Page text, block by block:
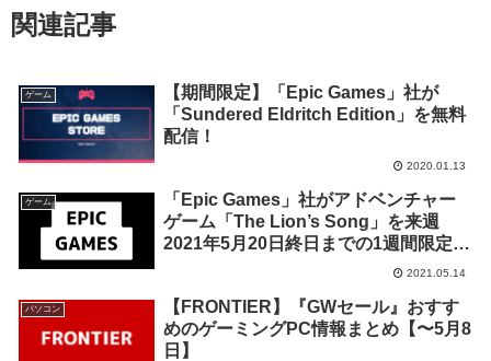
関連記事
ゲーム
【期間限定】「Epic Games」社が
「Sundered Eldritch Edition」を無料
配信！
2020.01.13
ゲーム
「Epic Games」社がアドベンチャー
ゲーム「The Lion’s Song」を来週
2021年5月20日終日までの1週間限定で
2021.05.14
パソコン
【FRONTIER】『GWセール』おすす
めのゲーミングPC情報まとめ【〜5月8
日】